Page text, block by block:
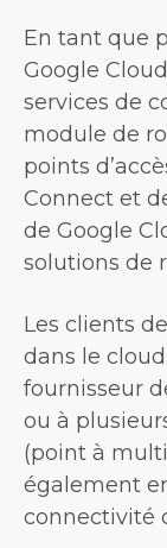
En tant que
Google
services de
module de
points
Connect et
de Google
solutions de
Les clients
dans le
fournisseur
ou à
(point à
également
connectivité